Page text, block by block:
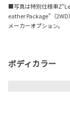
■写真は特別仕様車
eather Package”（
メーカーオプション。
ボディカラー